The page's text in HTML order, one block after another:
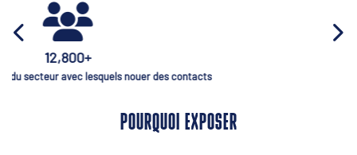
Expéditeurs présents
POURQUOI EXPOSER